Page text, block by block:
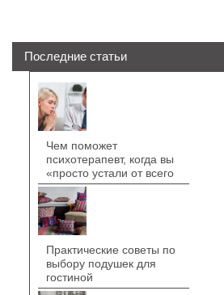
Последние статьи
Чем поможет
психотерапевт, когда вы
«просто устали от всего
Практические советы по
выбору подушек для
гостиной